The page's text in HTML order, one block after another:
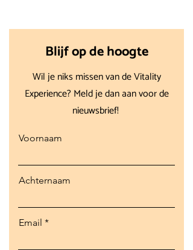
Blijf op de hoogte
Wil je niks missen van de Vitality
Experience? Meld je dan aan voor de
nieuwsbrief!
Voornaam
Achternaam
Email